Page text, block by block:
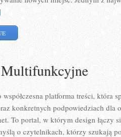
współczesna platforma treści, która
konkretnych podpowiedziach dla
To portal, w którym design łączy
o czytelnikach, którzy szukają